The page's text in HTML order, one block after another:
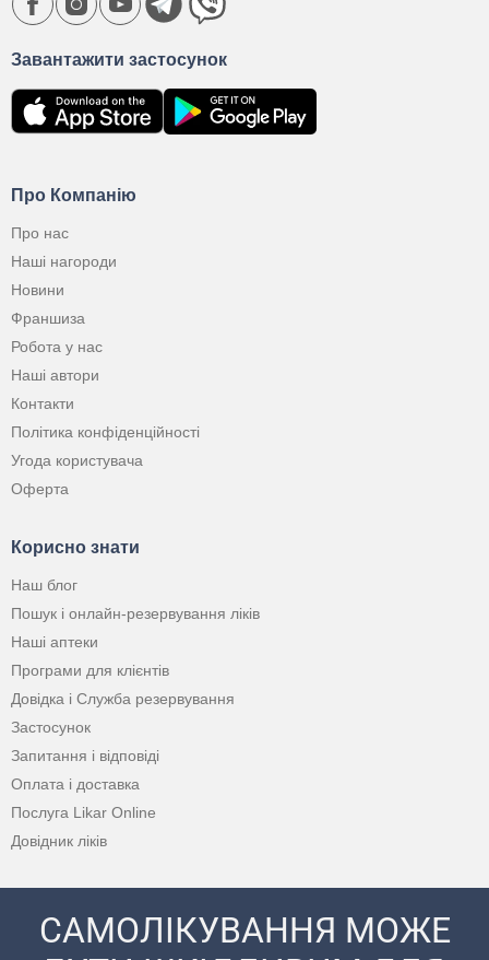
Про Компанію
Про нас
Наші нагороди
Новини
Франшиза
Робота у нас
Наші автори
Контакти
Політика конфіденційності
Угода користувача
Оферта
Корисно знати
Наш блог
Пошук і онлайн-резервування ліків
Наші аптеки
Програми для клієнтів
Довідка і Служба резервування
Застосунок
Запитання і відповіді
Оплата і доставка
Послуга Likar Online
Довідник ліків
Завантажити застосунок
САМОЛІКУВАННЯ МОЖЕ